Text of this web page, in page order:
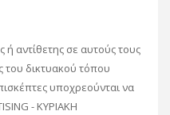
αντίθετης σε αυτούς τους
δικτυακού τόπου
υποχρεούνται να
- ΚΥΡΙΑΚΗ